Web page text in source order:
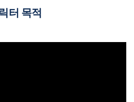
터 목적